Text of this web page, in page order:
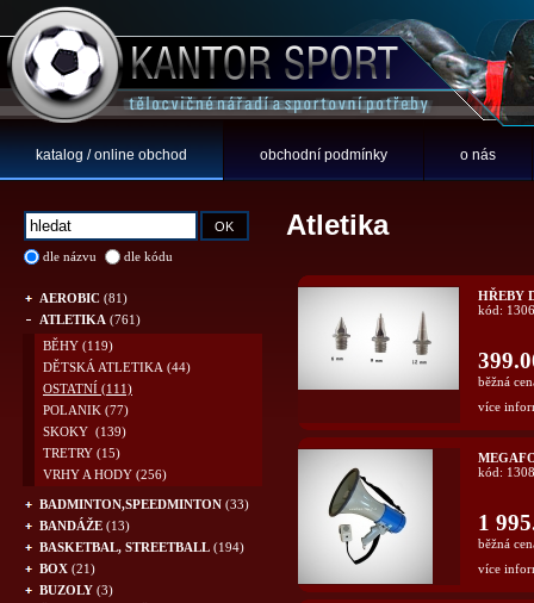
katalog / online obchod obchodní podmínky o nás
dle názvu dle kódu
AEROBIC (81)
ATLETIKA (761)
BĚHY (119)
DĚTSKÁ ATLETIKA (44)
OSTATNÍ (111)
POLANIK (77)
SKOKY (139)
TRETRY (15)
VRHY A HODY (256)
BADMINTON,SPEEDMINTON (33)
BANDÁŽE (13)
BASKETBAL, STREETBALL (194)
BOX (21)
BUZOLY (3)
Atletika
HŘEBY
kód:
běžná
více
kód:
1
běžná
více